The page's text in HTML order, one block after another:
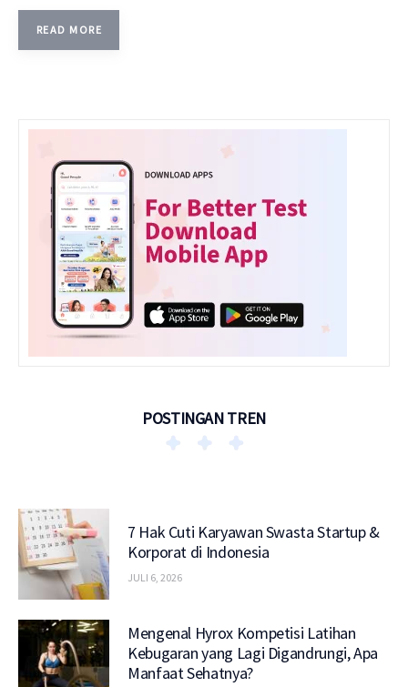
Berita
READ MORE
POSTINGAN TREN
7 Hak Cuti Karyawan Swasta Startup &
Korporat di Indonesia
JULI 6, 2026
Mengenal Hyrox Kompetisi Latihan
Kebugaran yang Lagi Digandrungi, Apa
Manfaat Sehatnya?